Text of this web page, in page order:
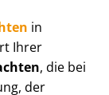
in
Ihrer
, die bei
der